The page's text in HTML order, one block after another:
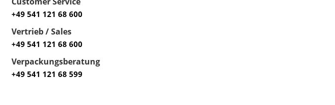
+49 541 121 68 600
Vertrieb / Sales
+49 541 121 68 600
Verpackungsberatung
+49 541 121 68 599